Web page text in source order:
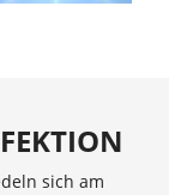
sich am